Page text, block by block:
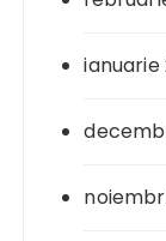
ianuarie